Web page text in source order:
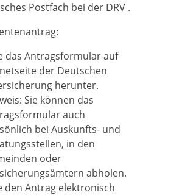
Postfach bei der DRV .
das Antragsformular auf
der Deutschen
herunter.
Sie können das
auch
bei Auskunfts-­ und
in den
oder
abholen.
den Antrag elektronisch